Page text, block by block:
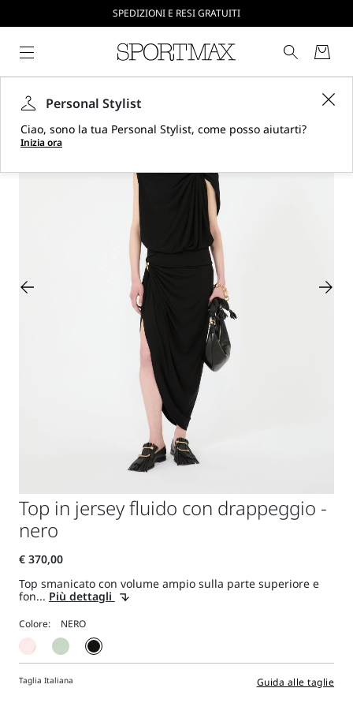
CREA IL TUO ACCOUNT SU SPORTMAX.COM
SPEDIZIONI E RESI GRATUITI
Top in jersey fluido con drappeggio -
nero
Top smanicato con volume ampio sulla parte superiore e
fon... Più dettagli
Colore:
Taglia Italiana Guida alle taglie
Personal Stylist
Ciao, sono la tua Personal Stylist, come posso aiutarti?
Inizia ora